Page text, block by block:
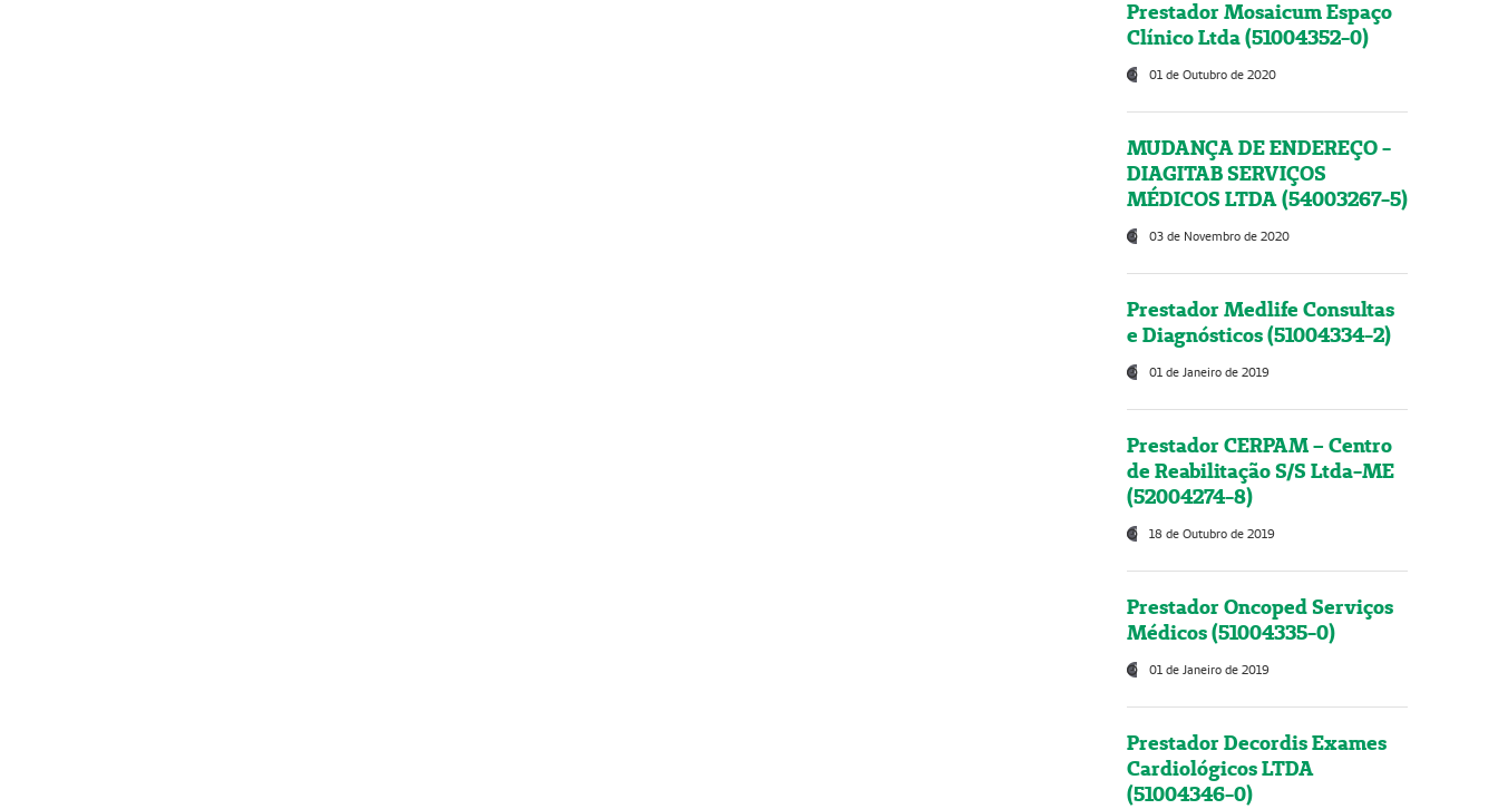
Prestador Mosaicum Espaço
Clínico Ltda (51004352-0)
01 de Outubro de 2020
MUDANÇA DE ENDEREÇO -
DIAGITAB SERVIÇOS
MÉDICOS LTDA (54003267-5)
03 de Novembro de 2020
Prestador Medlife Consultas
e Diagnósticos (51004334-2)
01 de Janeiro de 2019
Prestador CERPAM – Centro
de Reabilitação S/S Ltda-ME
(52004274-8)
18 de Outubro de 2019
Prestador Oncoped Serviços
Médicos (51004335-0)
01 de Janeiro de 2019
Prestador Decordis Exames
Cardiológicos LTDA
(51004346-0)